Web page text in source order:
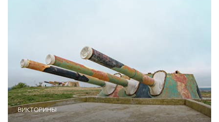
ВИКТОРИНЫ